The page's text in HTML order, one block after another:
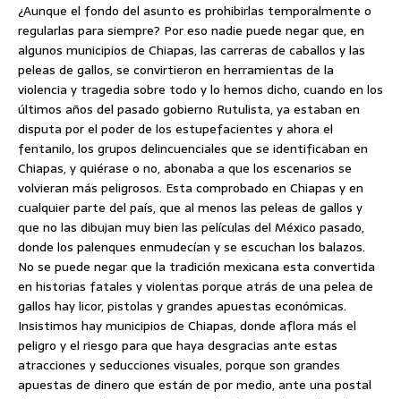
¿Aunque el fondo del asunto es prohibirlas temporalmente o
regularlas para siempre? Por eso nadie puede negar que, en
algunos municipios de Chiapas, las carreras de caballos y las
peleas de gallos, se convirtieron en herramientas de la
violencia y tragedia sobre todo y lo hemos dicho, cuando en los
últimos años del pasado gobierno Rutulista, ya estaban en
disputa por el poder de los estupefacientes y ahora el
fentanilo, los grupos delincuenciales que se identificaban en
Chiapas, y quiérase o no, abonaba a que los escenarios se
volvieran más peligrosos. Esta comprobado en Chiapas y en
cualquier parte del país, que al menos las peleas de gallos y
que no las dibujan muy bien las películas del México pasado,
donde los palenques enmudecían y se escuchan los balazos.
No se puede negar que la tradición mexicana esta convertida
en historias fatales y violentas porque atrás de una pelea de
gallos hay licor, pistolas y grandes apuestas económicas.
Insistimos hay municipios de Chiapas, donde aflora más el
peligro y el riesgo para que haya desgracias ante estas
atracciones y seducciones visuales, porque son grandes
apuestas de dinero que están de por medio, ante una postal